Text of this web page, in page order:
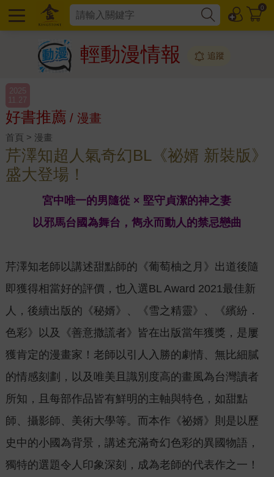
0
輕動漫情報 追蹤
2025
11.27
好書推薦 / 漫畫
首頁 > 漫畫
芹澤知超人氣奇幻BL《祕婿 新裝版》
盛大登場！
宮中唯一的男隨從 × 堅守貞潔的神之妻
以邪馬台國為舞台，雋永而動人的禁忌戀曲
芹澤知老師以講述甜點師的《葡萄柚之月》出道後隨
即獲得相當好的評價，也入選BL Award 2021最佳新
人，後續出版的《秘婿》、《雪之精靈》、《繽紛．
色彩》以及《善意撒謊者》皆在出版當年獲獎，是屢
獲肯定的漫畫家！老師以引人入勝的劇情、無比細膩
的情感刻劃，以及唯美且識別度高的畫風為台灣讀者
所知，且每部作品皆有鮮明的主軸與特色，如甜點
師、攝影師、美術大學等。而本作《祕婿》則是以歷
史中的小國為背景，講述充滿奇幻色彩的異國物語，
獨特的選題令人印象深刻，成為老師的代表作之一！